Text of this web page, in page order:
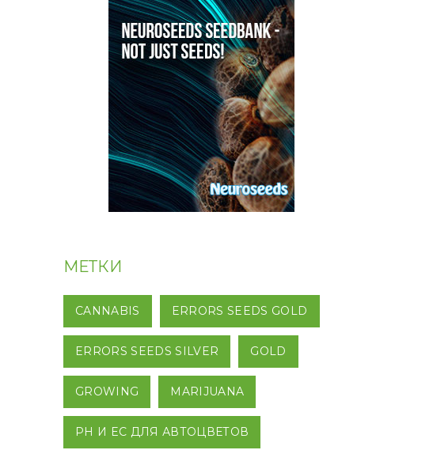
МЕТКИ
CANNABIS ERRORS SEEDS GOLD
ERRORS SEEDS SILVER GOLD
GROWING MARIJUANA
PH И EC ДЛЯ АВТОЦВЕТОВ